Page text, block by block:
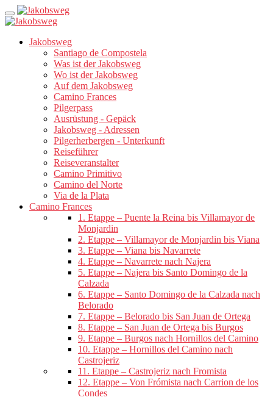
Jakobsweg
Santiago de Compostela
Was ist der Jakobsweg
Wo ist der Jakobsweg
Auf dem Jakobsweg
Camino Frances
Pilgerpass
Ausrüstung - Gepäck
Jakobsweg - Adressen
Pilgerherbergen - Unterkunft
Reiseführer
Reiseveranstalter
Camino Primitivo
Camino del Norte
Via de la Plata
Camino Frances
1. Etappe – Puente la Reina bis Villamayor de
Monjardin
2. Etappe – Villamayor de Monjardin bis Viana
3. Etappe – Viana bis Navarrete
4. Etappe – Navarrete nach Najera
5. Etappe – Najera bis Santo Domingo de la
Calzada
6. Etappe – Santo Domingo de la Calzada nach
Belorado
7. Etappe – Belorado bis San Juan de Ortega
8. Etappe – San Juan de Ortega bis Burgos
9. Etappe – Burgos nach Hornillos del Camino
10. Etappe – Hornillos del Camino nach
Castrojeriz
11. Etappe – Castrojeriz nach Fromista
12. Etappe – Von Frómista nach Carrion de los
Condes